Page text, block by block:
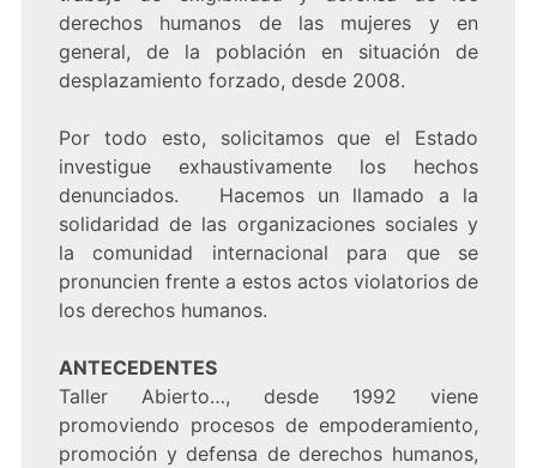
derechos humanos de las mujeres y en
general, de la población en situación de
desplazamiento forzado, desde 2008.
Por todo esto, solicitamos que el Estado
investigue exhaustivamente los hechos
denunciados. Hacemos un llamado a la
solidaridad de las organizaciones sociales y
la comunidad internacional para que se
pronuncien frente a estos actos violatorios de
los derechos humanos.
ANTECEDENTES
Taller Abierto…, desde 1992 viene
promoviendo procesos de empoderamiento,
promoción y defensa de derechos humanos,